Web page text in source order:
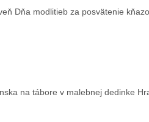
Dňa modlitieb za posvätenie
na tábore v malebnej dedinke